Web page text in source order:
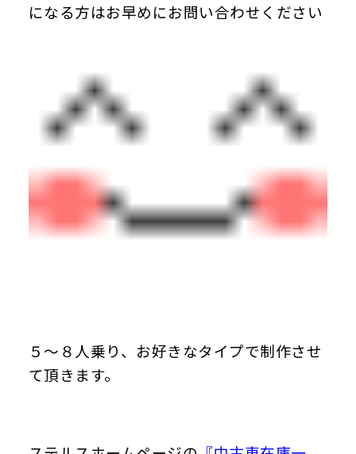
になる方はお早めにお問い合わせください
５～８人乗り、お好きなタイプで制作させ
て頂きます。